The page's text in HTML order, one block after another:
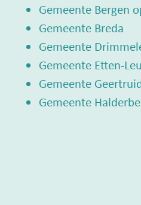
Gemeente Bergen
Gemeente Breda
Gemeente
Gemeente Etten-
Gemeente
Gemeente